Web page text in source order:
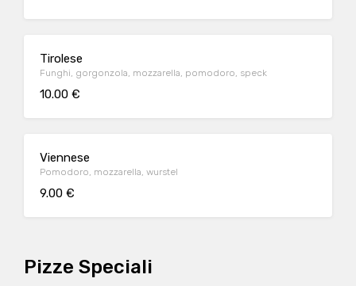
Tirolese
Funghi, gorgonzola, mozzarella, pomodoro, speck
10.00 €
Viennese
Pomodoro, mozzarella, wurstel
9.00 €
Pizze Speciali